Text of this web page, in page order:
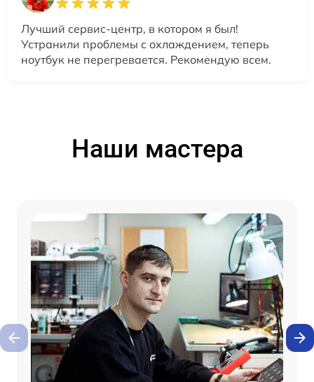
Лучший сервис-центр, в котором я был!
Устранили проблемы с охлаждением, теперь
ноутбук не перегревается. Рекомендую всем.
Наши мастера